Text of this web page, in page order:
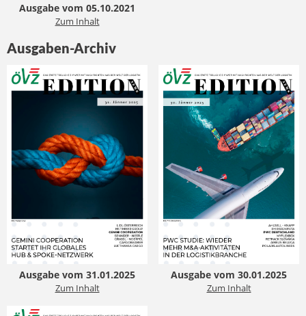
Ausgabe vom 05.10.2021
Zum Inhalt
Ausgaben-Archiv
Ausgabe vom 31.01.2025
Zum Inhalt
Ausgabe vom 30.01.2025
Zum Inhalt